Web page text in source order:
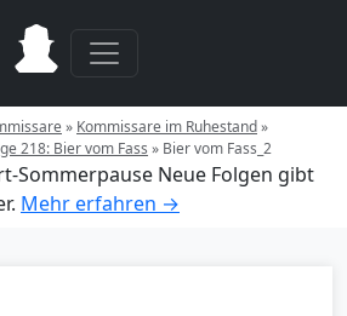
» Kommissare im Ruhestand»
218: Bier vom Fass » Bier vom Fass_2
Sommerpause Neue Folgen gibt
Mehr erfahren →